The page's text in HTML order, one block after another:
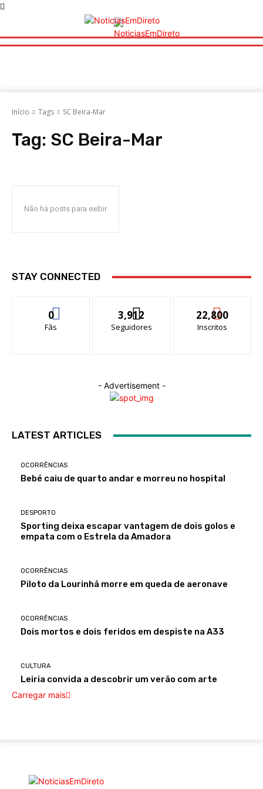
Início Tags SC Beira-Mar
Tag: SC Beira-Mar
Não há posts para exibir
STAY CONNECTED
0
Fãs
3,912
Seguidores
22,800
Inscritos
- Advertisement -
LATEST ARTICLES
OCORRÊNCIAS
Bebé caiu de quarto andar e morreu no hospital
DESPORTO
Sporting deixa escapar vantagem de dois golos e
empata com o Estrela da Amadora
OCORRÊNCIAS
Piloto da Lourinhã morre em queda de aeronave
OCORRÊNCIAS
Dois mortos e dois feridos em despiste na A33
CULTURA
Leiria convida a descobrir um verão com arte
Carregar mais